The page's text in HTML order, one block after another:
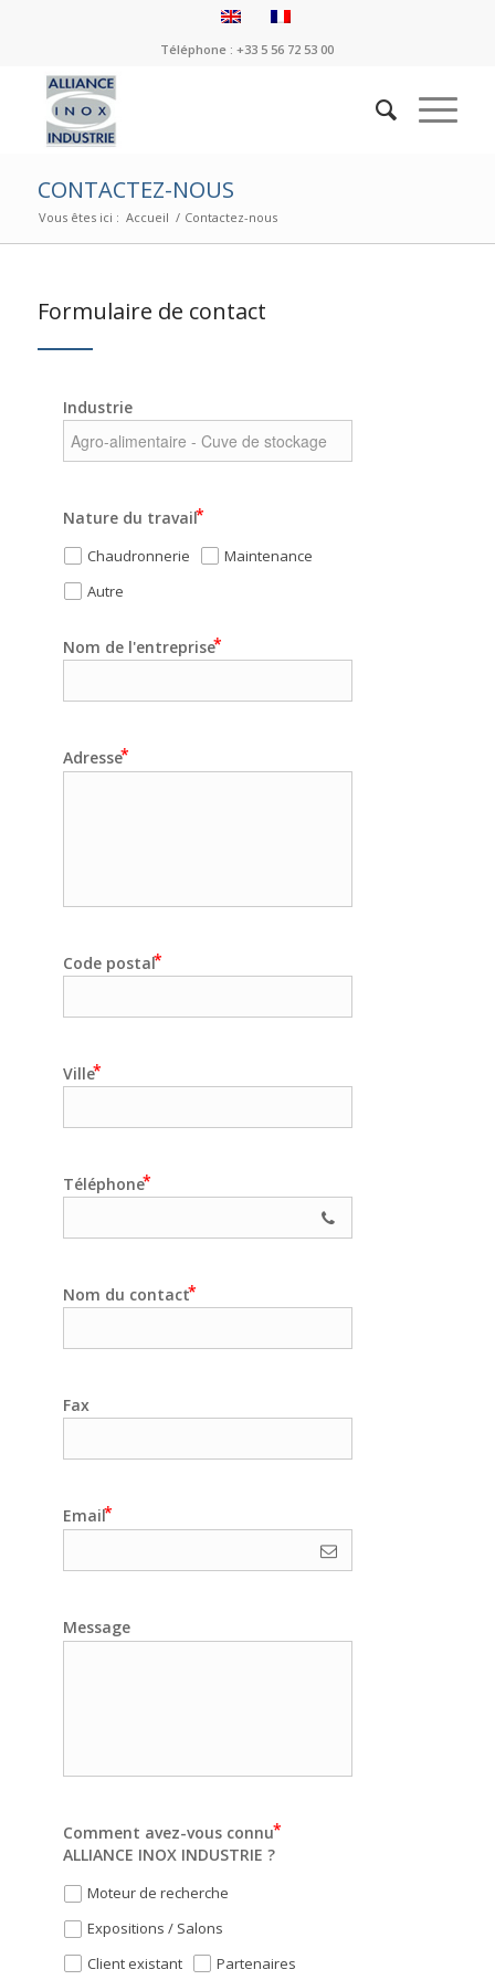
Téléphone : +33 5 56 72 53 00
CONTACTEZ-NOUS
Vous êtes ici : Accueil / Contactez-nous
Formulaire de contact
Industrie
Nature du travail
Chaudronnerie
Maintenance
Autre
Nom de l'entreprise
Adresse
Code postal
Ville
Téléphone
Nom du contact
Fax
Email
Message
Comment avez-vous connu
ALLIANCE INOX INDUSTRIE ?
Moteur de recherche
Expositions / Salons
Client existant
Partenaires